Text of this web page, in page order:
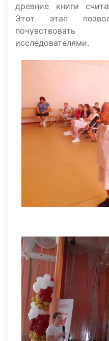
древние книги
Этот этап
исследователями.